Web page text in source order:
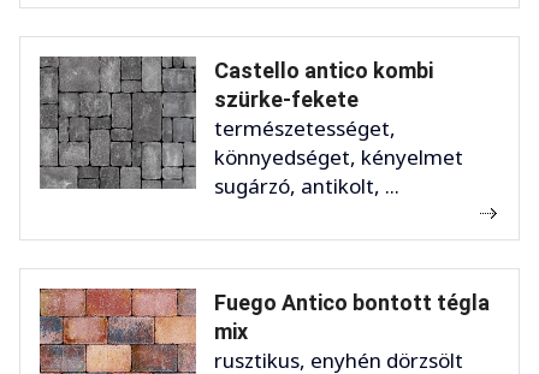
Castello antico kombi
szürke-fekete
természetességet,
könnyedséget, kényelmet
sugárzó, antikolt, ...
Fuego Antico bontott tégla
mix
rusztikus, enyhén dörzsölt